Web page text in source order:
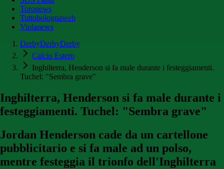
Toronews
Tuttobolognaweb
Violanews
DerbyDerbyDerby
Calcio Estero
Inghilterra, Henderson si fa male durante i festeggiamenti.
Tuchel: "Sembra grave"
Inghilterra, Henderson si fa male durante i
festeggiamenti. Tuchel: "Sembra grave"
Jordan Henderson cade da un cartellone
pubblicitario e si fa male ad un polso,
mentre festeggia il trionfo dell'Inghilterra